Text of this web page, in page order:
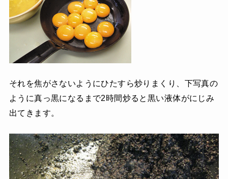
それを焦がさないようにひたすら炒りまくり、下写真の
ように真っ黒になるまで2時間炒ると黒い液体がにじみ
出てきます。